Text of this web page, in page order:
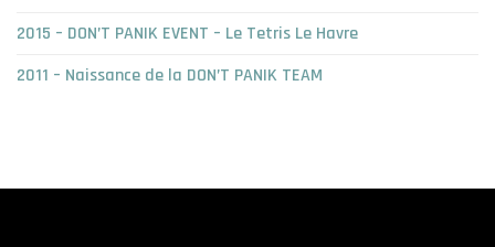
2015 – DON’T PANIK EVENT – Le Tetris Le Havre
2011 – Naissance de la DON’T PANIK TEAM